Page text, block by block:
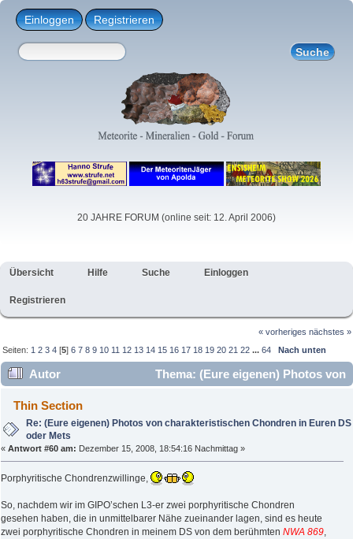
Einloggen Registrieren
20 JAHRE FORUM (online seit: 12. April 2006)
Übersicht Hilfe Suche Einloggen
Registrieren
« vorheriges nächstes »
Seiten: 1 2 3 4 [5]6 7 8 9 10 11 12 13 14 15 16 17 18 19 20 21 22 ...64 Nach unten
Autor
Thema: (Eure eigenen) Photos von
charakteristischen Chondren in Euren DS oder Mets
(Gelesen 347283 mal)
Thin Section
Re: (Eure eigenen) Photos von charakteristischen Chondren in Euren DS
oder Mets
« Antwort #60 am: Dezember 15, 2008, 18:54:16 Nachmittag »
Porphyritische Chondrenzwillinge,
So, nachdem wir im GIPO’schen L3-er zwei porphyritische Chondren
gesehen haben, die in unmittelbarer Nähe zueinander lagen, sind es heute
zwei porphyritische Chondren in meinem DS von dem berühmten NWA 869,